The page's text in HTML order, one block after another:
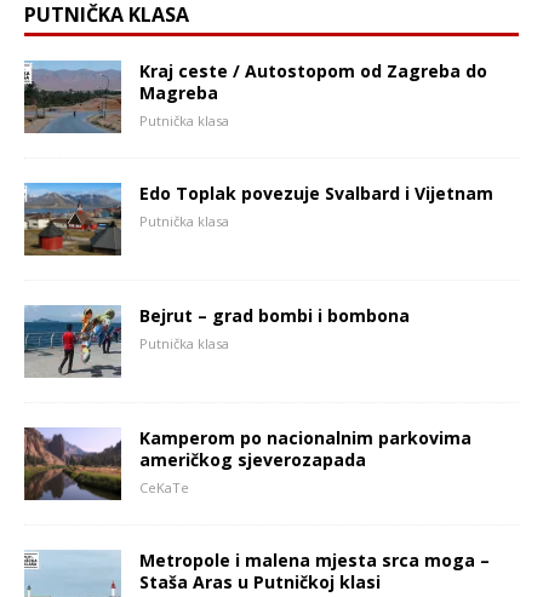
PUTNIČKA KLASA
Kraj ceste / Autostopom od Zagreba do
Magreba
Putnička klasa
Edo Toplak povezuje Svalbard i Vijetnam
Putnička klasa
Bejrut – grad bombi i bombona
Putnička klasa
Kamperom po nacionalnim parkovima
američkog sjeverozapada
CeKaTe
Metropole i malena mjesta srca moga –
Staša Aras u Putničkoj klasi